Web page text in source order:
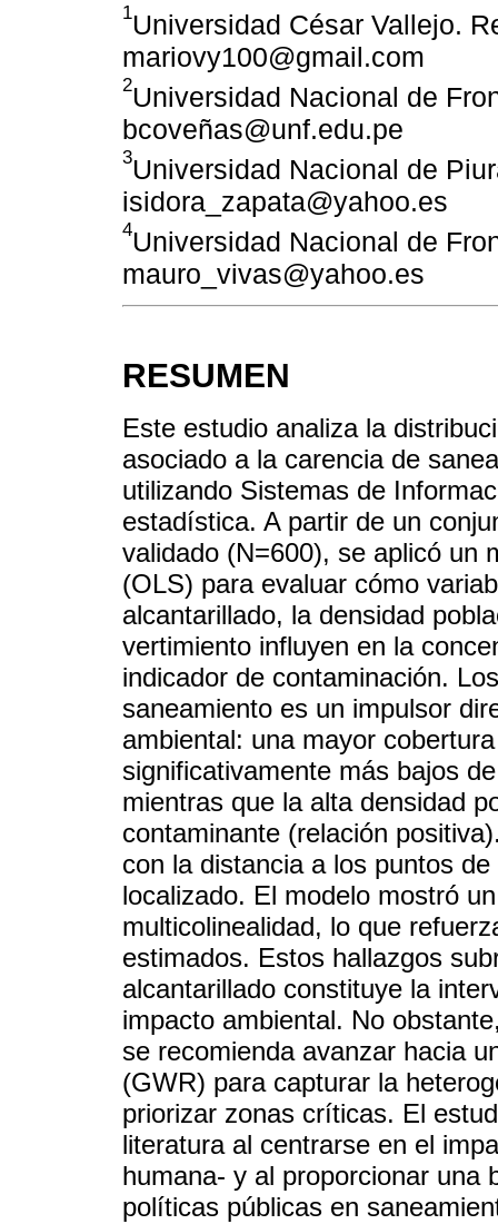
1Universidad César Vallejo.
mariovy100@gmail.com
2Universidad Nacional de
bcoveñas@unf.edu.pe
3Universidad Nacional de
isidora_zapata@yahoo.es
4Universidad Nacional de
mauro_vivas@yahoo.es
RESUMEN
Este estudio analiza la
asociado a la carencia de
utilizando Sistemas de
estadística. A partir de un
validado (N=600), se aplicó un
(OLS) para evaluar cómo
alcantarillado, la densidad
vertimiento influyen en la
indicador de contaminación.
saneamiento es un impulsor
ambiental: una mayor
significativamente más bajos
mientras que la alta densidad
contaminante (relación
con la distancia a los puntos
localizado. El modelo mostró
multicolinealidad, lo que
estimados. Estos hallazgos
alcantarillado constituye la
impacto ambiental. No
se recomienda avanzar hacia
(GWR) para capturar la
priorizar zonas críticas. El
literatura al centrarse en el
humana- y al proporcionar una
políticas públicas en